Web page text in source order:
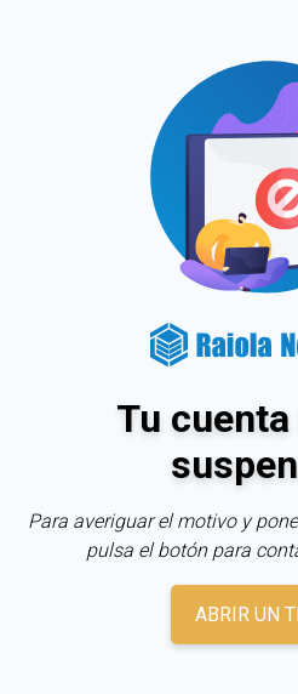
Tu
Para averiguar el motivo y
pulsa el botón para
ABRIR UN